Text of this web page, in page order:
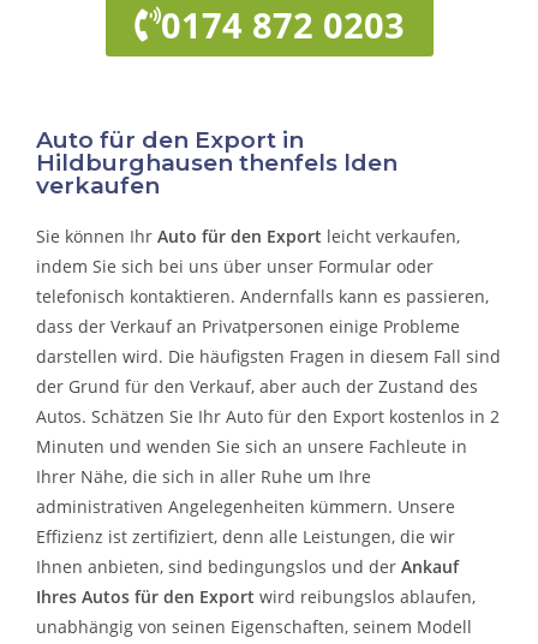
0174 872 0203
Auto für den Export in
Hildburghausen thenfels lden
verkaufen
Sie können Ihr Auto für den Export leicht verkaufen,
indem Sie sich bei uns über unser Formular oder
telefonisch kontaktieren. Andernfalls kann es passieren,
dass der Verkauf an Privatpersonen einige Probleme
darstellen wird. Die häufigsten Fragen in diesem Fall sind
der Grund für den Verkauf, aber auch der Zustand des
Autos. Schätzen Sie Ihr Auto für den Export kostenlos in 2
Minuten und wenden Sie sich an unsere Fachleute in
Ihrer Nähe, die sich in aller Ruhe um Ihre
administrativen Angelegenheiten kümmern. Unsere
Effizienz ist zertifiziert, denn alle Leistungen, die wir
Ihnen anbieten, sind bedingungslos und der Ankauf
Ihres Autos für den Export wird reibungslos ablaufen,
unabhängig von seinen Eigenschaften, seinem Modell